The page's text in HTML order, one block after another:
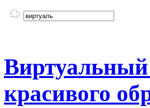
Виртуальный
красивого